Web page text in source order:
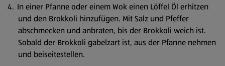
In einer Pfanne oder einem Wok einen Löffel Öl erhitzen
und den Brokkoli hinzufügen. Mit Salz und Pfeffer
abschmecken und anbraten, bis der Brokkoli weich ist.
Sobald der Brokkoli gabelzart ist, aus der Pfanne nehmen
und beiseitestellen.